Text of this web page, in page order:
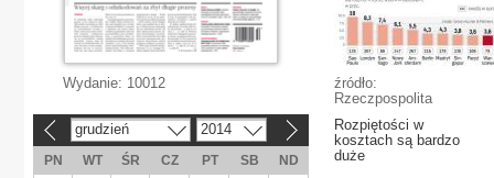
źródło:
Rzeczpospolita
Rozpiętości w
kosztach są bardzo
duże
Wydanie: 10012
grudzień 2014
PN WT ŚR CZ PT SB
ND